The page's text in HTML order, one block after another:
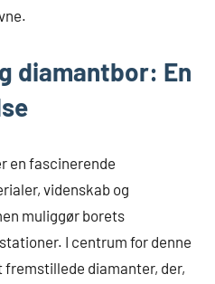
diamantbor: En
en fascinerende
videnskab og
muliggør borets
I centrum for denne
diamanter, der,